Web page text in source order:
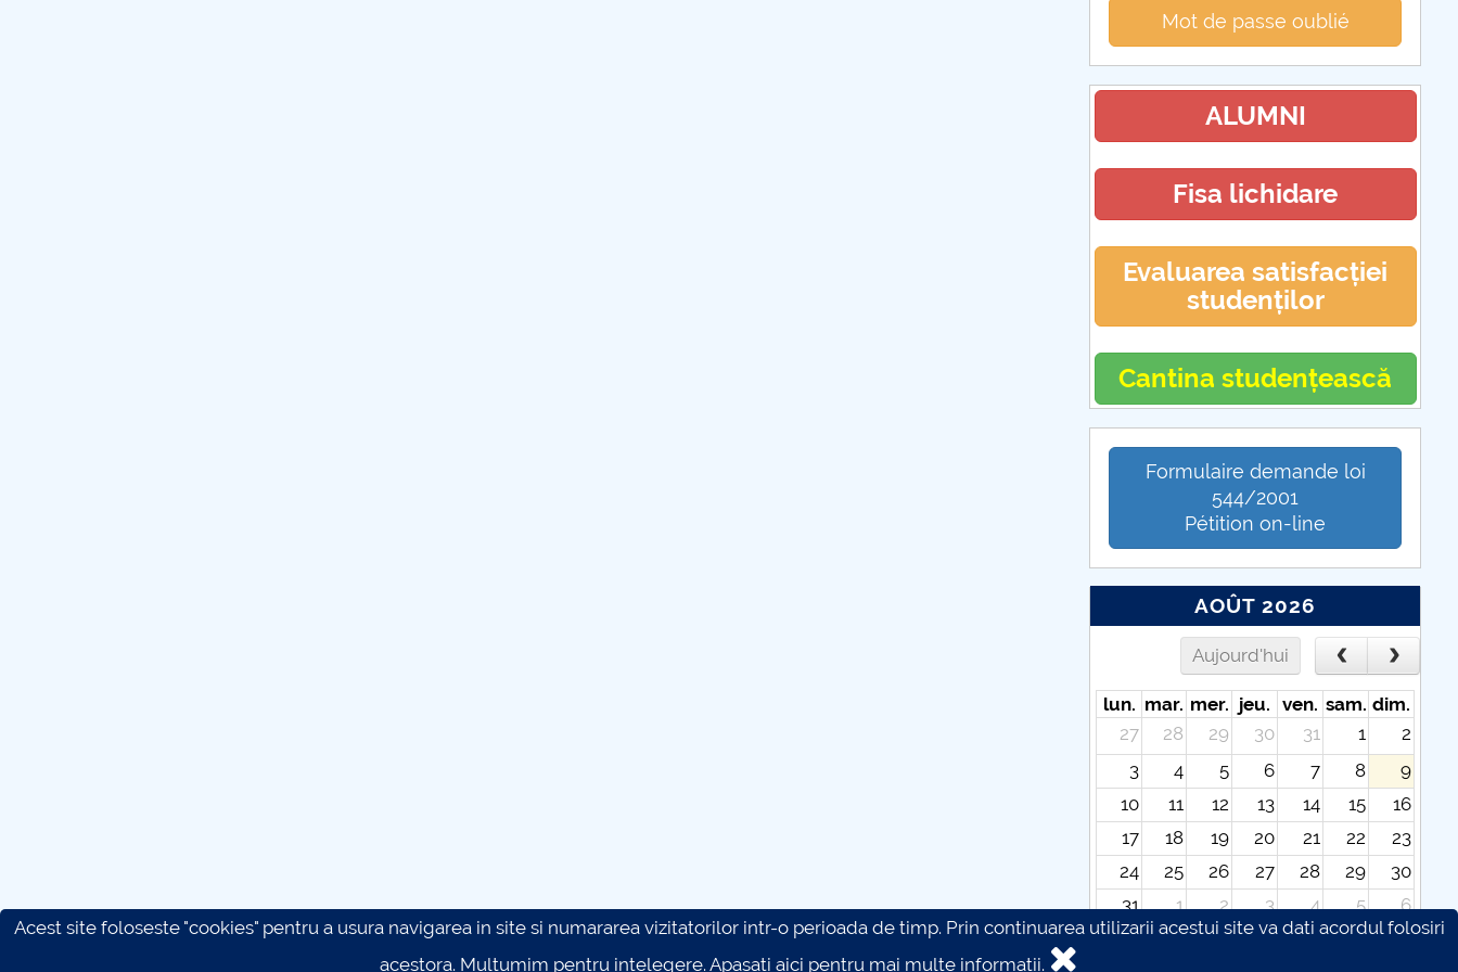
Mot de passe oublié
ALUMNI
Fisa lichidare
Evaluarea satisfacției
studenților
Cantina studențească
Formulaire demande loi
544/2001
Pétition on-line
AOÛT 2026
Aujourd'hui
lun. mar. mer. jeu. ven. sam. dim.
27
28 29 30 31 1
2
3
4 5 6 7 8
9
10
11 12 13 14 15
16
17
18 19 20 21 22
23
24
25 26 27 28 29
30
31
1 2 3 4 5
6
Acest site foloseste "cookies" pentru a usura navigarea in site si numararea vizitatorilor intr-o perioada de timp. Prin continuarea utilizarii acestui site va dati acordul folosiri
acestora. Multumim pentru intelegere.Apasati aici pentru mai multe informatii.